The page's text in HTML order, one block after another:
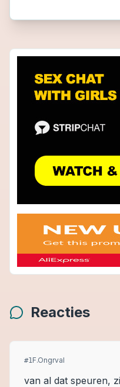
Reacties
#1F.Ongrval
van al dat speuren,